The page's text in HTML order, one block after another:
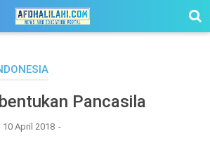
Pancasila
10 April 2018